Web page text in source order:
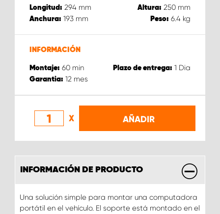
Longitud: 294 mm Altura: 250 mm
Anchura: 193 mm Peso: 6.4 kg
INFORMACIÓN
Montaje: 60 min Plazo de entrega: 1 Dia
Garantia: 12 mes
X AÑADIR
INFORMACIÓN DE PRODUCTO
Una solución simple para montar una computadora
portátil en el vehículo. El soporte está montado en el